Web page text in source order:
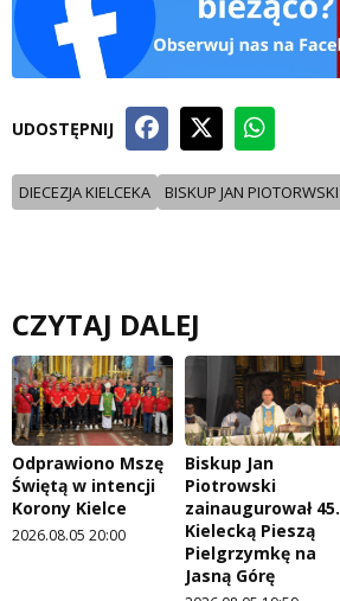
UDOSTĘPNIJ
DIECEZJA KIELCEKA BISKUP JAN PIOTORWSKI
CZYTAJ DALEJ
Odprawiono Mszę
Świętą w intencji
Korony Kielce
2026.08.05 20:00
Biskup Jan
Piotrowski
zainaugurował 45.
Kielecką Pieszą
Pielgrzymkę na
Jasną Górę